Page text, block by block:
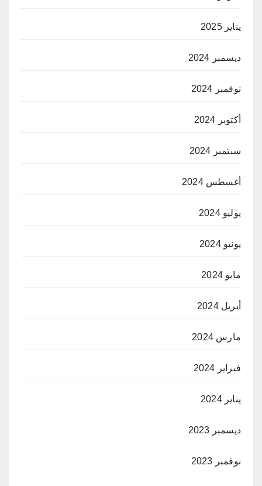
يناير 2025
ديسمبر 2024
نوفمبر 2024
أكتوبر 2024
سبتمبر 2024
أغسطس 2024
يوليو 2024
يونيو 2024
مايو 2024
أبريل 2024
مارس 2024
فبراير 2024
يناير 2024
ديسمبر 2023
نوفمبر 2023